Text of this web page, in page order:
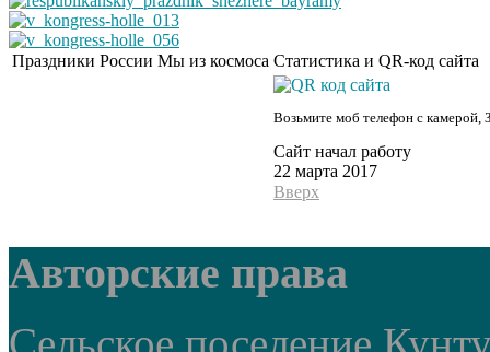
Праздники России Мы из космоса Статистика и QR-код сайта
Возьмите моб телефон с камерой,
Сайт начал работу
22 марта 2017
Вверх
Авторские права